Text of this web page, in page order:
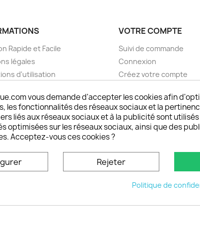
Rapide et Facile
légales
d'utilisation
sécurisé choisistacoque
et remboursements
DOM TOM et outremer
personnaliser son
VOTRE COMPTE
Suivi de commande
Connexion
Créez votre compte
© 2026 - choisistacoque.com
vous demande d'accepter les cookies afin
les fonctionnalités des réseaux sociaux et la
liés aux réseaux sociaux et à la publicité sont
optimisées sur les réseaux sociaux, ainsi que des
Acceptez-vous ces cookies ?
Rejeter
Politique de